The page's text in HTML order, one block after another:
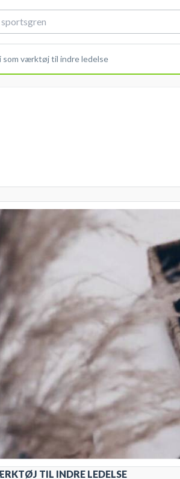
som værktøj til indre ledelse
TIL INDRE LEDELSE